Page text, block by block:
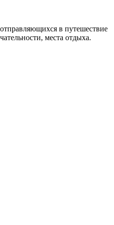
в путешествие
места отдыха.